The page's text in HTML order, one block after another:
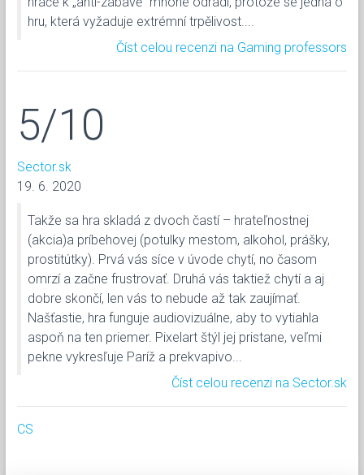
hru, která vyžaduje extrémní trpělivost....
Číst celou recenzi na Gaming professors
5/10
Sector.sk
19. 6. 2020
Takže sa hra skladá z dvoch častí – hrateľnostnej
(akcia)a príbehovej (potulky mestom, alkohol, prášky,
prostitútky). Prvá vás síce v úvode chytí, no časom
omrzí a začne frustrovať. Druhá vás taktiež chytí a aj
dobre skončí, len vás to nebude až tak zaujímať.
Našťastie, hra funguje audiovizuálne, aby to vytiahla
aspoň na ten priemer. Pixelart štýl jej pristane, veľmi
pekne vykresľuje Paríž a prekvapivo...
Číst celou recenzi na Sector.sk
CS